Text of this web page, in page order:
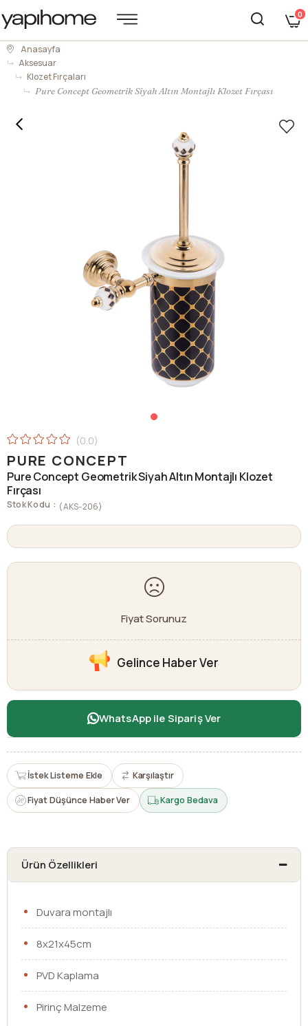
0
Anasayfa
Aksesuar
Klozet Fırçaları
Pure Concept Geometrik Siyah Altın Montajlı Klozet Fırçası
0.0
PURE CONCEPT
Pure Concept Geometrik Siyah Altın Montajlı Klozet
Fırçası
Stok Kodu (AKS-206)
Fiyat Sorunuz
Gelince Haber Ver
WhatsApp ile Sipariş Ver
İstek Listeme Ekle Karşılaştır
Fiyat Düşünce Haber Ver Kargo Bedava
Ürün Özellikleri
Duvara montajlı
8x21x45cm
PVD Kaplama
Pirinç Malzeme